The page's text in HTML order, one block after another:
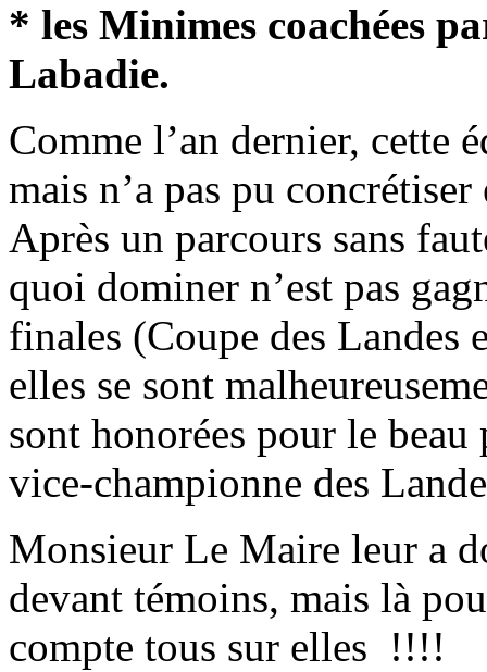
* les Minimes coachées
Labadie.
Comme l’an dernier, cette
mais n’a pas pu
Après un parcours sans
quoi dominer n’est pas
finales (Coupe des Landes
elles se sont
sont honorées pour le
vice-championne des
Monsieur Le Maire leur a
devant témoins, mais là
compte tous sur elles !!!!